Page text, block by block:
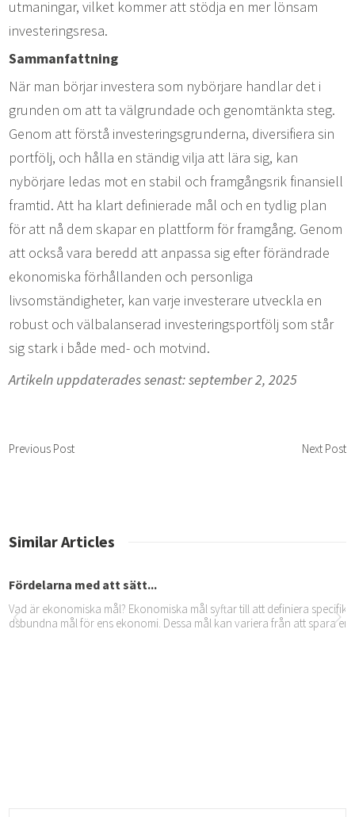
utmaningar, vilket kommer att stödja en mer lönsam
investeringsresa.
Sammanfattning
När man börjar investera som nybörjare handlar det i
grunden om att ta välgrundade och genomtänkta steg.
Genom att förstå investeringsgrunderna, diversifiera sin
portfölj, och hålla en ständig vilja att lära sig, kan
nybörjare ledas mot en stabil och framgångsrik finansiell
framtid. Att ha klart definierade mål och en tydlig plan
för att nå dem skapar en plattform för framgång. Genom
att också vara beredd att anpassa sig efter förändrade
ekonomiska förhållanden och personliga
livsomständigheter, kan varje investerare utveckla en
robust och välbalanserad investeringsportfölj som står
sig stark i både med- och motvind.
Artikeln uppdaterades senast: september 2, 2025
Previous Post Next Post
Similar Articles
Fördelarna med att sätt...
Vad är ekonomiska mål? Ekonomiska mål syftar till att definiera
dsbundna mål för ens ekonomi. Dessa mål kan variera från att spara en